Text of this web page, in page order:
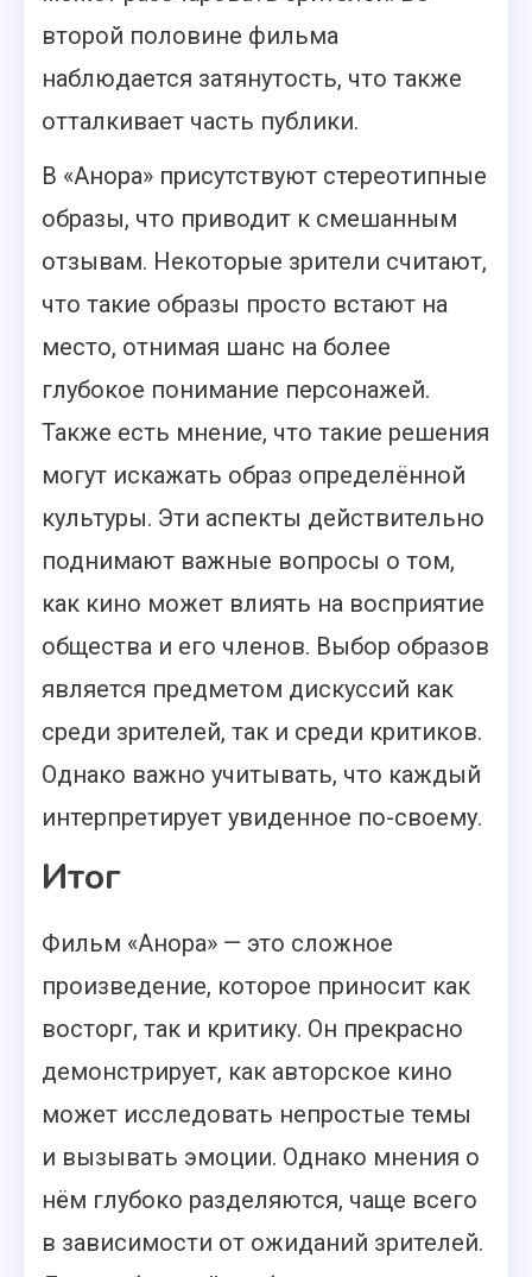
второй половине фильма
наблюдается затянутость, что также
отталкивает часть публики.
В «Анора» присутствуют стереотипные
образы, что приводит к смешанным
отзывам. Некоторые зрители считают,
что такие образы просто встают на
место, отнимая шанс на более
глубокое понимание персонажей.
Также есть мнение, что такие решения
могут искажать образ определённой
культуры. Эти аспекты действительно
поднимают важные вопросы о том,
как кино может влиять на восприятие
общества и его членов. Выбор образов
является предметом дискуссий как
среди зрителей, так и среди критиков.
Однако важно учитывать, что каждый
интерпретирует увиденное по-своему.
Итог
Фильм «Анора» — это сложное
произведение, которое приносит как
восторг, так и критику. Он прекрасно
демонстрирует, как авторское кино
может исследовать непростые темы
и вызывать эмоции. Однако мнения о
нём глубоко разделяются, чаще всего
в зависимости от ожиданий зрителей.